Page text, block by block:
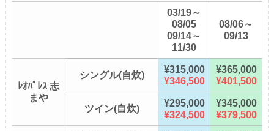
03/19～
08/05
09/14～
11/30
08/06～
09/13
ﾚｵﾊﾟﾚｽ 志
まや
シングル(自炊)
¥315,000
¥346,500
¥365,000
¥401,500
ツイン(自炊)
¥295,000
¥324,500
¥345,000
¥379,500